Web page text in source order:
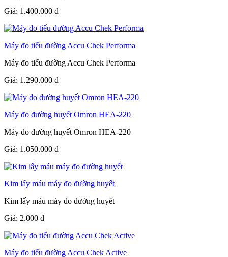
Giá: 1.400.000 đ
Máy đo tiểu đường Accu Chek Performa
Máy đo tiểu đường Accu Chek Performa
Giá: 1.290.000 đ
Máy đo đường huyết Omron HEA-220
Máy đo đường huyết Omron HEA-220
Giá: 1.050.000 đ
Kim lấy máu máy đo đường huyết
Kim lấy máu máy đo đường huyết
Giá: 2.000 đ
Máy đo tiểu đường Accu Chek Active